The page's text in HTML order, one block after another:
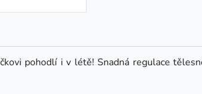
pohodlí i v létě! Snadná regulace